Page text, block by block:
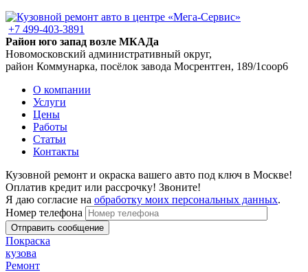
+7 499-403-3891
Район юго запад возле МКАДа
Новомосковский административный округ,
район Коммунарка, посёлок завода Мосрентген, 189/1соор6
О компании
Услуги
Цены
Работы
Статьи
Контакты
Кузовной ремонт и окраска вашего авто под ключ в Москве!
Оплатив кредит или рассрочку! Звоните!
Я даю согласие на обработку моих персональных данных.
Номер телефона
Покраска
кузова
Ремонт